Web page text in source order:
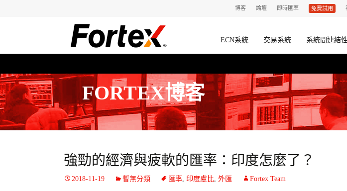
博客 論壇 即時匯率 免費試用
ECN系統 交易系統 系統間連結性
FORTEX博客
強勁的經濟與疲軟的匯率：印度怎麼了？
2018-11-19 暫無分類 匯率, 印度盧比, 外匯 Fortex Team